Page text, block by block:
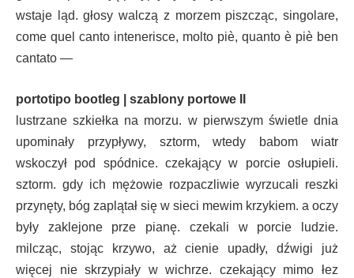
wstaje ląd. głosy walczą z morzem piszcząc, singolare,
come quel canto intenerisce, molto piè, quanto è piè ben
cantato —
portotipo bootleg | szablony portowe II
lustrzane szkiełka na morzu. w pierwszym świetle dnia
upominały przypływy, sztorm, wtedy babom wiatr
wskoczył pod spódnice. czekający w porcie osłupieli.
sztorm. gdy ich mężowie rozpaczliwie wyrzucali reszki
przynęty, bóg zaplątał się w sieci mewim krzykiem. a oczy
były zaklejone prze pianę. czekali w porcie ludzie.
milcząc, stojąc krzywo, aż cienie upadły, dźwigi już
więcej nie skrzypiały w wichrze. czekający mimo łez